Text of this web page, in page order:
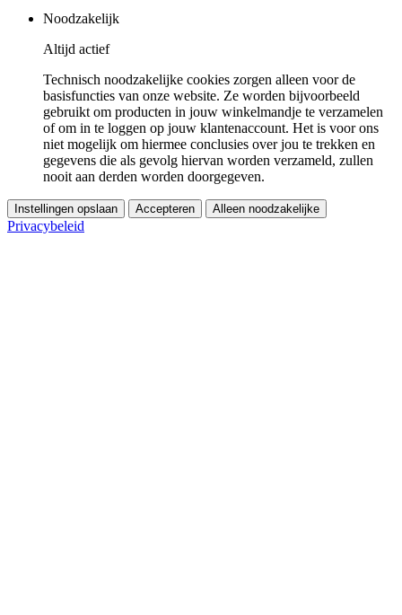
Noodzakelijk
Altijd actief
Technisch noodzakelijke cookies zorgen alleen voor de
basisfuncties van onze website. Ze worden bijvoorbeeld
gebruikt om producten in jouw winkelmandje te verzamelen
of om in te loggen op jouw klantenaccount. Het is voor ons
niet mogelijk om hiermee conclusies over jou te trekken en
gegevens die als gevolg hiervan worden verzameld, zullen
nooit aan derden worden doorgegeven.
Instellingen opslaan Accepteren Alleen noodzakelijke
Privacybeleid